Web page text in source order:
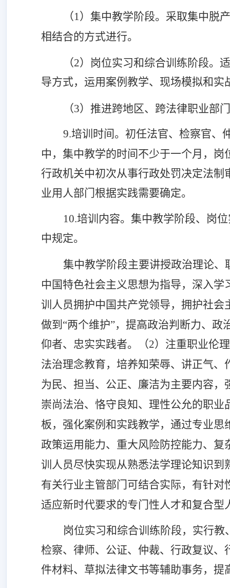
（1）集中教学阶段。采取集中脱
相结合的方式进行。
（2）岗位实习和综合训练阶段。
导方式，运用案例教学、现场模拟和
（3）推进跨地区、跨法律职业部
9.培训时间。 初任法官、检察官、
中，集中教学的时间不少于一个月，
行政机关中初次从事行政处罚决定法
业用人部门根据实践需要确定。
10.培训内容。 集中教学阶段、岗
中规定。
集中教学阶段主要讲授政治理论
中国特色社会主义思想为指导，深入
训人员拥护中国共产党领导，拥护社会
做到“两个维护”，提高政治判断力、
仰者、忠实实践者。（2）注重职业伦
法治理念教育，培养知荣辱、讲正气
为民、担当、公正、廉洁为主要内容
崇尚法治、恪守良知、理性公允的职
板，强化案例和实践教学，通过专业
政策运用能力、重大风险防控能力、
训人员尽快实现从熟悉法学理论知识
有关行业主管部门可结合实际，有针
适应新时代要求的专门性人才和复合型
岗位实习和综合训练阶段，实行
检察、律师、公证、仲裁、行政复议
件材料、草拟法律文书等辅助事务，提